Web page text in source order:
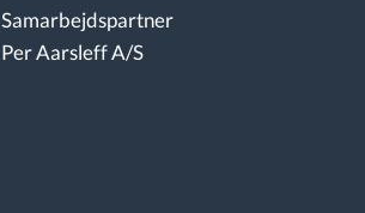
Samarbejdspartner
Per Aarsleff A/S